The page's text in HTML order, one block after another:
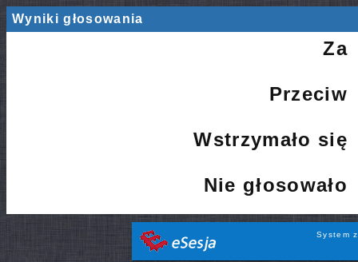
Wyniki głosowania
Za
Przeciw
Wstrzymało się
Nie głosowało
System